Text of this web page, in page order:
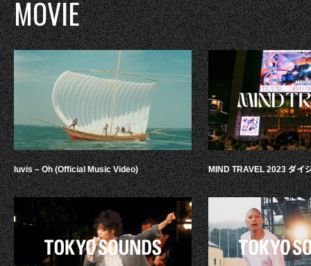
MOVIE
luvis – Oh (Official Music Video) MIND TRAVEL 2023 ダイ